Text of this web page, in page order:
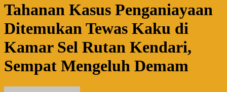
Tahanan Kasus Penganiayaan
Ditemukan Tewas Kaku di
Kamar Sel Rutan Kendari,
Sempat Mengeluh Demam